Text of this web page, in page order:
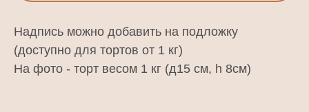
Надпись можно добавить на подложку
(доступно для тортов от 1 кг)
На фото - торт весом 1 кг (д15 см, h 8см)